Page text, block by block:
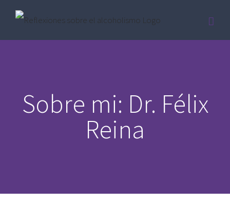
Saltar
Sobre mi: Dr. Félix
Reina